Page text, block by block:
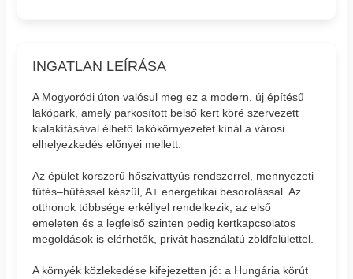
INGATLAN LEÍRÁSA
A Mogyoródi úton valósul meg ez a modern, új építésű
lakópark, amely parkosított belső kert köré szervezett
kialakításával élhető lakókörnyezetet kínál a városi
elhelyezkedés előnyei mellett.
Az épület korszerű hőszivattyús rendszerrel, mennyezeti
fűtés–hűtéssel készül, A+ energetikai besorolással. Az
otthonok többsége erkéllyel rendelkezik, az első
emeleten és a legfelső szinten pedig kertkapcsolatos
megoldások is elérhetők, privát használatú zöldfelülettel.
A környék közlekedése kifejezetten jó: a Hungária körút